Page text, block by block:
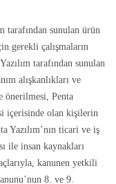
tarafından sunulan ürün
gerekli çalışmaların
tarafından sunulan
alışkanlıkları ve
önerilmesi, Penta
içerisinde olan kişilerin
ticari ve iş
ile insan kaynakları
kanunen yetkili
8. ve 9.